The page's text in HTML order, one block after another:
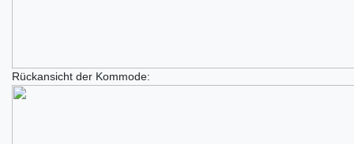
Rückansicht der Kommode: